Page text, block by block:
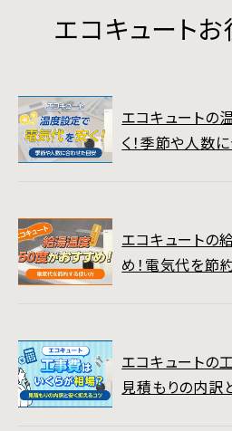
エコキュート
エコキュートの
く！季節や人数
エコキュートの
め！電気代を節
エコキュートの
見積もりの内訳